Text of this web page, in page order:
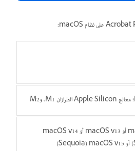
macOS v12 أو ‏macOS v13 أو ‏macOS v14